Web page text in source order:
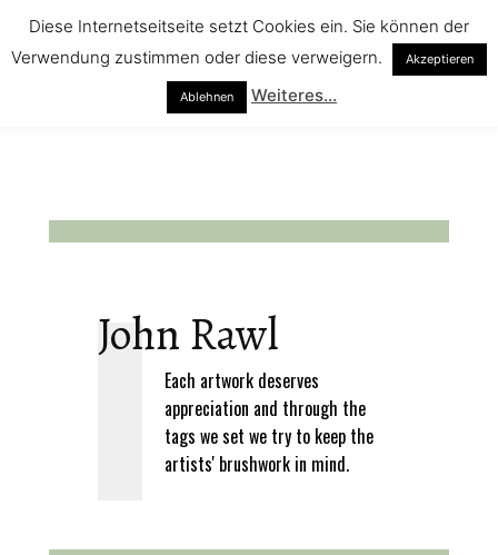
John Rawl
Each artwork deserves
appreciation and through the
tags we set we try to keep the
artists' brushwork in mind.
Diese Internetseitseite setzt Cookies ein. Sie können der
Verwendung zustimmen oder diese verweigern.
Akzeptieren
Ablehnen Weiteres...